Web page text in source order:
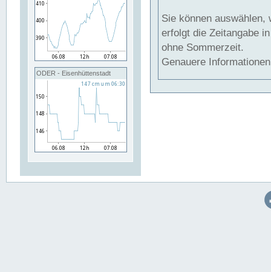
ODER - Eisenhüttenstadt
Sie können auswählen,
erfolgt die Zeitangabe
ohne Sommerzeit.
Genauere